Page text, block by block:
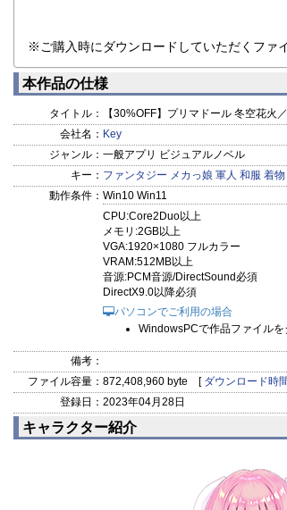
※ご購入時にダウンロードしていただくファ
本作品の仕様
タイトル：
【30%OFF】プリマドール 冬空花火
会社名： Key
ジャンル： 一般アプリ ビジュアルノベル
キー： ファンタジー メカっ娘 軍人 和服 着物
動作条件： Win10 Win11
CPU:Core2Duo以上
メモリ:2GB以上
VGA:1920×1080 フルカラー
VRAM:512MB以上
音源:PCM音源/DirectSound必須
DirectX9.0以降必須
パソコンでご利用の場合
WindowsPCで作品ファイルを
備考：
ファイル容量： 872,408,960 byte [ ダウンロード時
登録日： 2023年04月28日
キャラクター紹介